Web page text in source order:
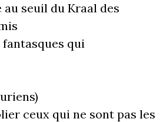
seuil du Kraal des
fantasques qui
ceux qui ne sont pas les